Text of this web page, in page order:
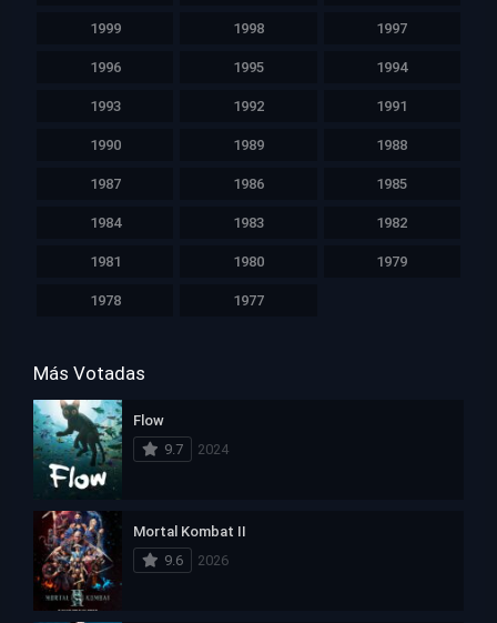
1999 1998 1997
1996 1995 1994
1993 1992 1991
1990 1989 1988
1987 1986 1985
1984 1983 1982
1981 1980 1979
1978 1977
Más Votadas
Flow
9.7
2024
Mortal Kombat II
9.6
2026